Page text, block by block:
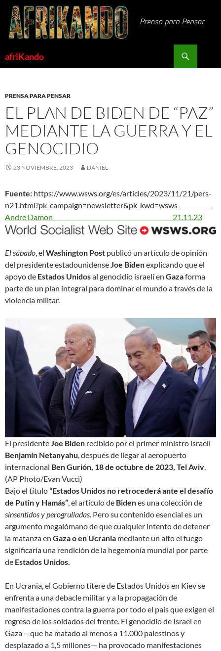
Saltar
contenido
afriKando
PRENSA PARA PENSAR
EL PLAN DE BIDEN DE “PAZ”
MEDIANTE LA GUERRA Y EL
GENOCIDIO
23 NOVIEMBRE, 2023 DANIEL
Fuente: https://www.wsws.org/es/articles/2023/11/21/pers-
n21.html?pk_campaign=newsletter&pk_kwd=wsws
Andre Damon 21.11.23
El sábado, el Washington Post publicó un artículo de opinión
del presidente estadounidenseJoe Bidenexplicando que el
apoyo de Estados Unidosal genocidio israelí en Gazaforma
parte de un plan integral para dominar el mundo a través de la
violencia militar.
El presidenteJoe Biden recibido por el primer ministro israelí
Benjamín Netanyahu, después de llegar al aeropuerto
internacional Ben Gurión, 18 de octubre de 2023, Tel Aviv,
(AP Photo/Evan Vucci)
Bajo el título“Estados Unidos no retrocederá ante el desafío
de Putin y Hamás”, el artículo de Bidenes una colección de
sinsentidos y perogrulladas. Pero su contenido esencial es un
argumento megalómano de que cualquier intento de detener
la matanza en Gaza o en Ucrania mediante un alto el fuego
significaría una rendición de la hegemonía mundial por parte
de Estados Unidos.
En Ucrania, el Gobierno títere de Estados Unidos en Kiev se
enfrenta a una debacle militar y a la propagación de
manifestaciones contra la guerra por todo el país que exigen el
regreso de los soldados del frente. El genocidio de Israel en
Gaza —que ha matado al menos a 11.000 palestinos y
desplazado a 1,5 millones— ha provocado manifestaciones